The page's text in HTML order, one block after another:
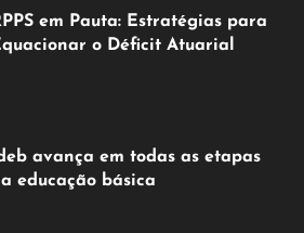
em Pauta: Estratégias para
o Déficit Atuarial
avança em todas as etapas
educação básica